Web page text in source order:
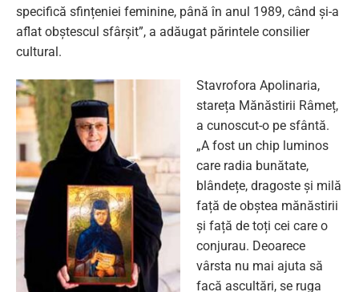
specifică sfințeniei feminine, până în anul 1989, când și-a
aflat obștescul sfârșit”, a adăugat părintele consilier
cultural.
Stavrofora Apolinaria,
stareța Mănăstirii Râmeț,
a cunoscut-o pe sfântă.
„A fost un chip luminos
care radia bunătate,
blândețe, dragoste și milă
față de obștea mănăstirii
și față de toți cei care o
conjurau. Deoarece
vârsta nu mai ajuta să
facă ascultări, se ruga